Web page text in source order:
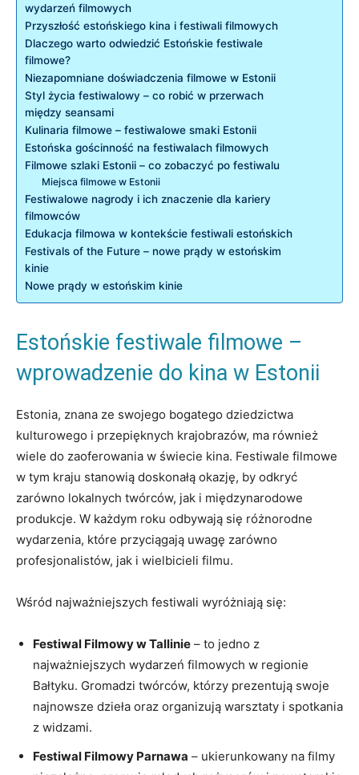
wydarzeń filmowych
Przyszłość estońskiego kina i festiwali filmowych
Dlaczego​ warto odwiedzić Estońskie festiwale
filmowe?
Niezapomniane ⁢doświadczenia​ filmowe w Estonii
Styl ‌życia festiwalowy – co robić w‌ przerwach
między seansami
Kulinaria filmowe – festiwalowe smaki Estonii
Estońska gościnność na festiwalach filmowych
Filmowe szlaki Estonii⁢ – co zobaczyć ‍po⁤ festiwalu
Miejsca filmowe w Estonii
Festiwalowe nagrody i ich znaczenie dla ‌kariery
filmowców
Edukacja filmowa w kontekście festiwali estońskich
Festivals ​of⁢ the Future ​–‌ nowe ​prądy w estońskim
kinie
Nowe prądy⁢ w ​estońskim kinie
Estońskie festiwale⁢ filmowe ‍–
wprowadzenie do kina w Estonii
Estonia, znana ze swojego bogatego dziedzictwa
kulturowego i przepięknych krajobrazów, ma również
wiele do zaoferowania w świecie kina.⁤ Festiwale filmowe
w ⁤tym kraju stanowią doskonałą okazję, by odkryć
⁢zarówno lokalnych twórców, jak ⁢i międzynarodowe
produkcje. W każdym roku odbywają ⁣się różnorodne
wydarzenia,​ które⁢ przyciągają uwagę zarówno
profesjonalistów, jak i wielbicieli filmu.
Wśród najważniejszych festiwali wyróżniają się:
Festiwal Filmowy w⁢ Tallinie – to jedno z
najważniejszych wydarzeń filmowych w⁢ regionie
‌Bałtyku. Gromadzi twórców,​ którzy prezentują swoje
najnowsze dzieła oraz organizują warsztaty i spotkania
z ‍widzami.
Festiwal Filmowy Parnawa – ukierunkowany na filmy